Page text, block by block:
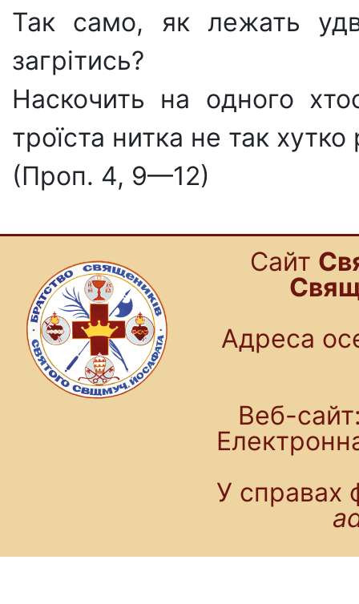
Так само, як лежать
загрітись?
Наскочить на одного
троїста нитка не так хутко
(Проп. 4, 9—12)
Cайт
Адреса
Веб-
У справах